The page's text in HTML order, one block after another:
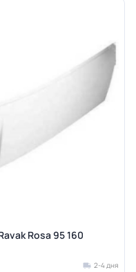
Rosa 95 160
2-4 дня